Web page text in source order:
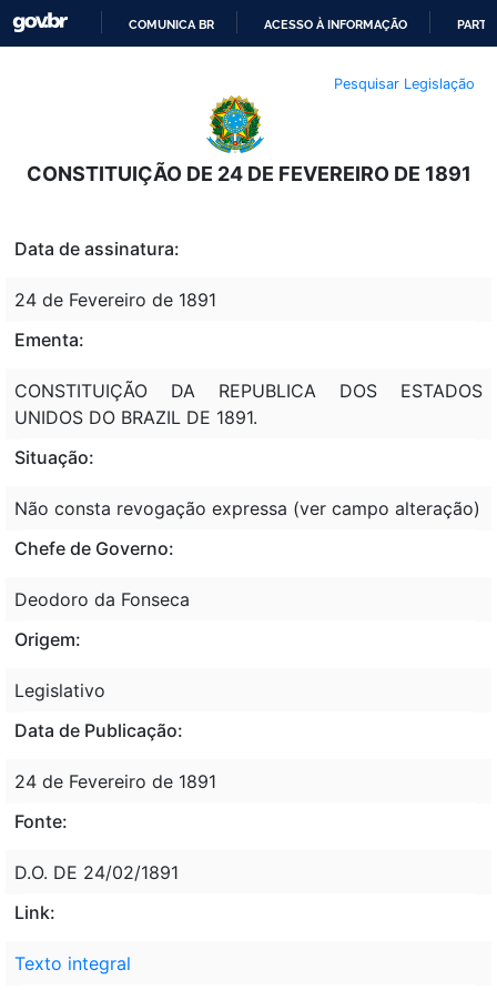
O
CONTEÚDO
COMUNICA BR ACESSO À INFORMAÇÃO
Pesquisar Legislação
CONSTITUIÇÃO DE 24 DE FEVEREIRO DE 1891
Data de assinatura:
24 de Fevereiro de 1891
Ementa:
CONSTITUIÇÃO DA REPUBLICA DOS ESTADOS
UNIDOS DO BRAZIL DE 1891.
Situação:
Não consta revogação expressa (ver campo alteração)
Chefe de Governo:
Deodoro da Fonseca
Origem:
Legislativo
Data de Publicação:
24 de Fevereiro de 1891
Fonte:
D.O. DE 24/02/1891
Link:
Texto integral